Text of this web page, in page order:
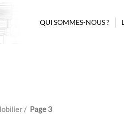
QUI SOMMES-NOUS ?
/ Page 3